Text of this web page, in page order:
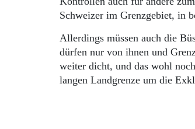
Schweizer im Grenzgebiet, in
Allerdings müssen auch die
dürfen nur von ihnen und
weiter dicht, und das wohl
langen Landgrenze um die